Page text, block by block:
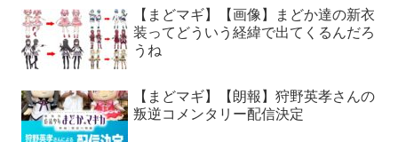
【まどマギ】【画像】まどか達の新衣
装ってどういう経緯で出てくるんだろ
うね
【まどマギ】【朗報】狩野英孝さんの
叛逆コメンタリー配信決定